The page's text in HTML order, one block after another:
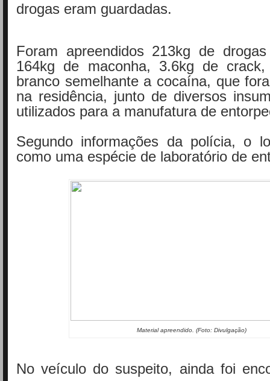
drogas eram guardadas.
Foram apreendidos 213kg de
164kg de maconha, 3.6kg de
branco semelhante a cocaína, que
na residência, junto de diversos
utilizados para a manufatura de
Segundo informações da polícia, o
como uma espécie de laboratório de
Material apreendido. (Foto: Divulgação)
No veículo do suspeito, ainda foi